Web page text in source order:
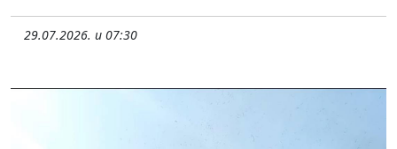
29.07.2026. u 07:30